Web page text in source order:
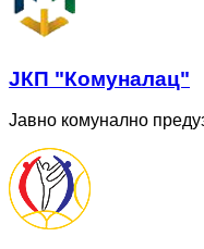
ЈКП "Комуналац"
Јавно комунално